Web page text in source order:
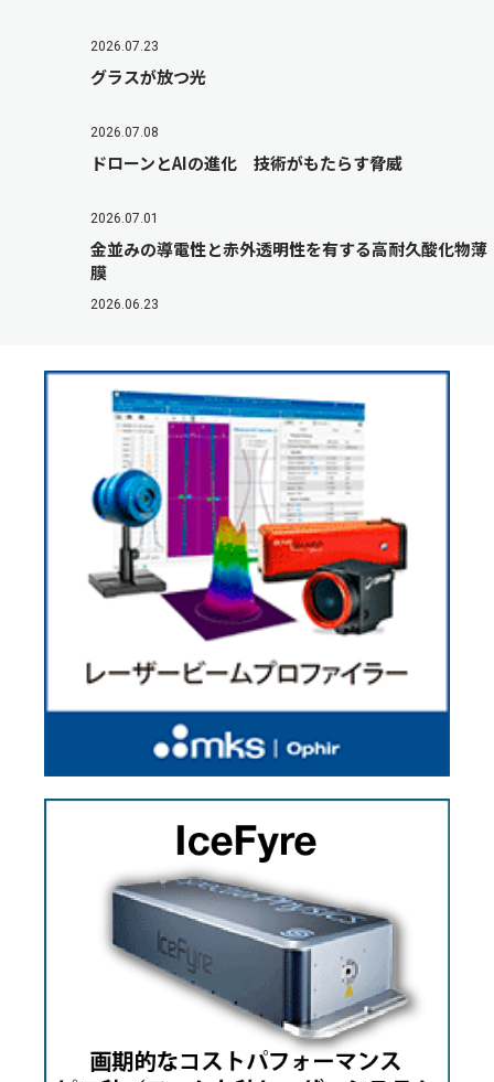
2026.07.23
グラスが放つ光
2026.07.08
ドローンとAIの進化 技術がもたらす脅威
2026.07.01
金並みの導電性と赤外透明性を有する高耐久酸化物薄
膜
2026.06.23